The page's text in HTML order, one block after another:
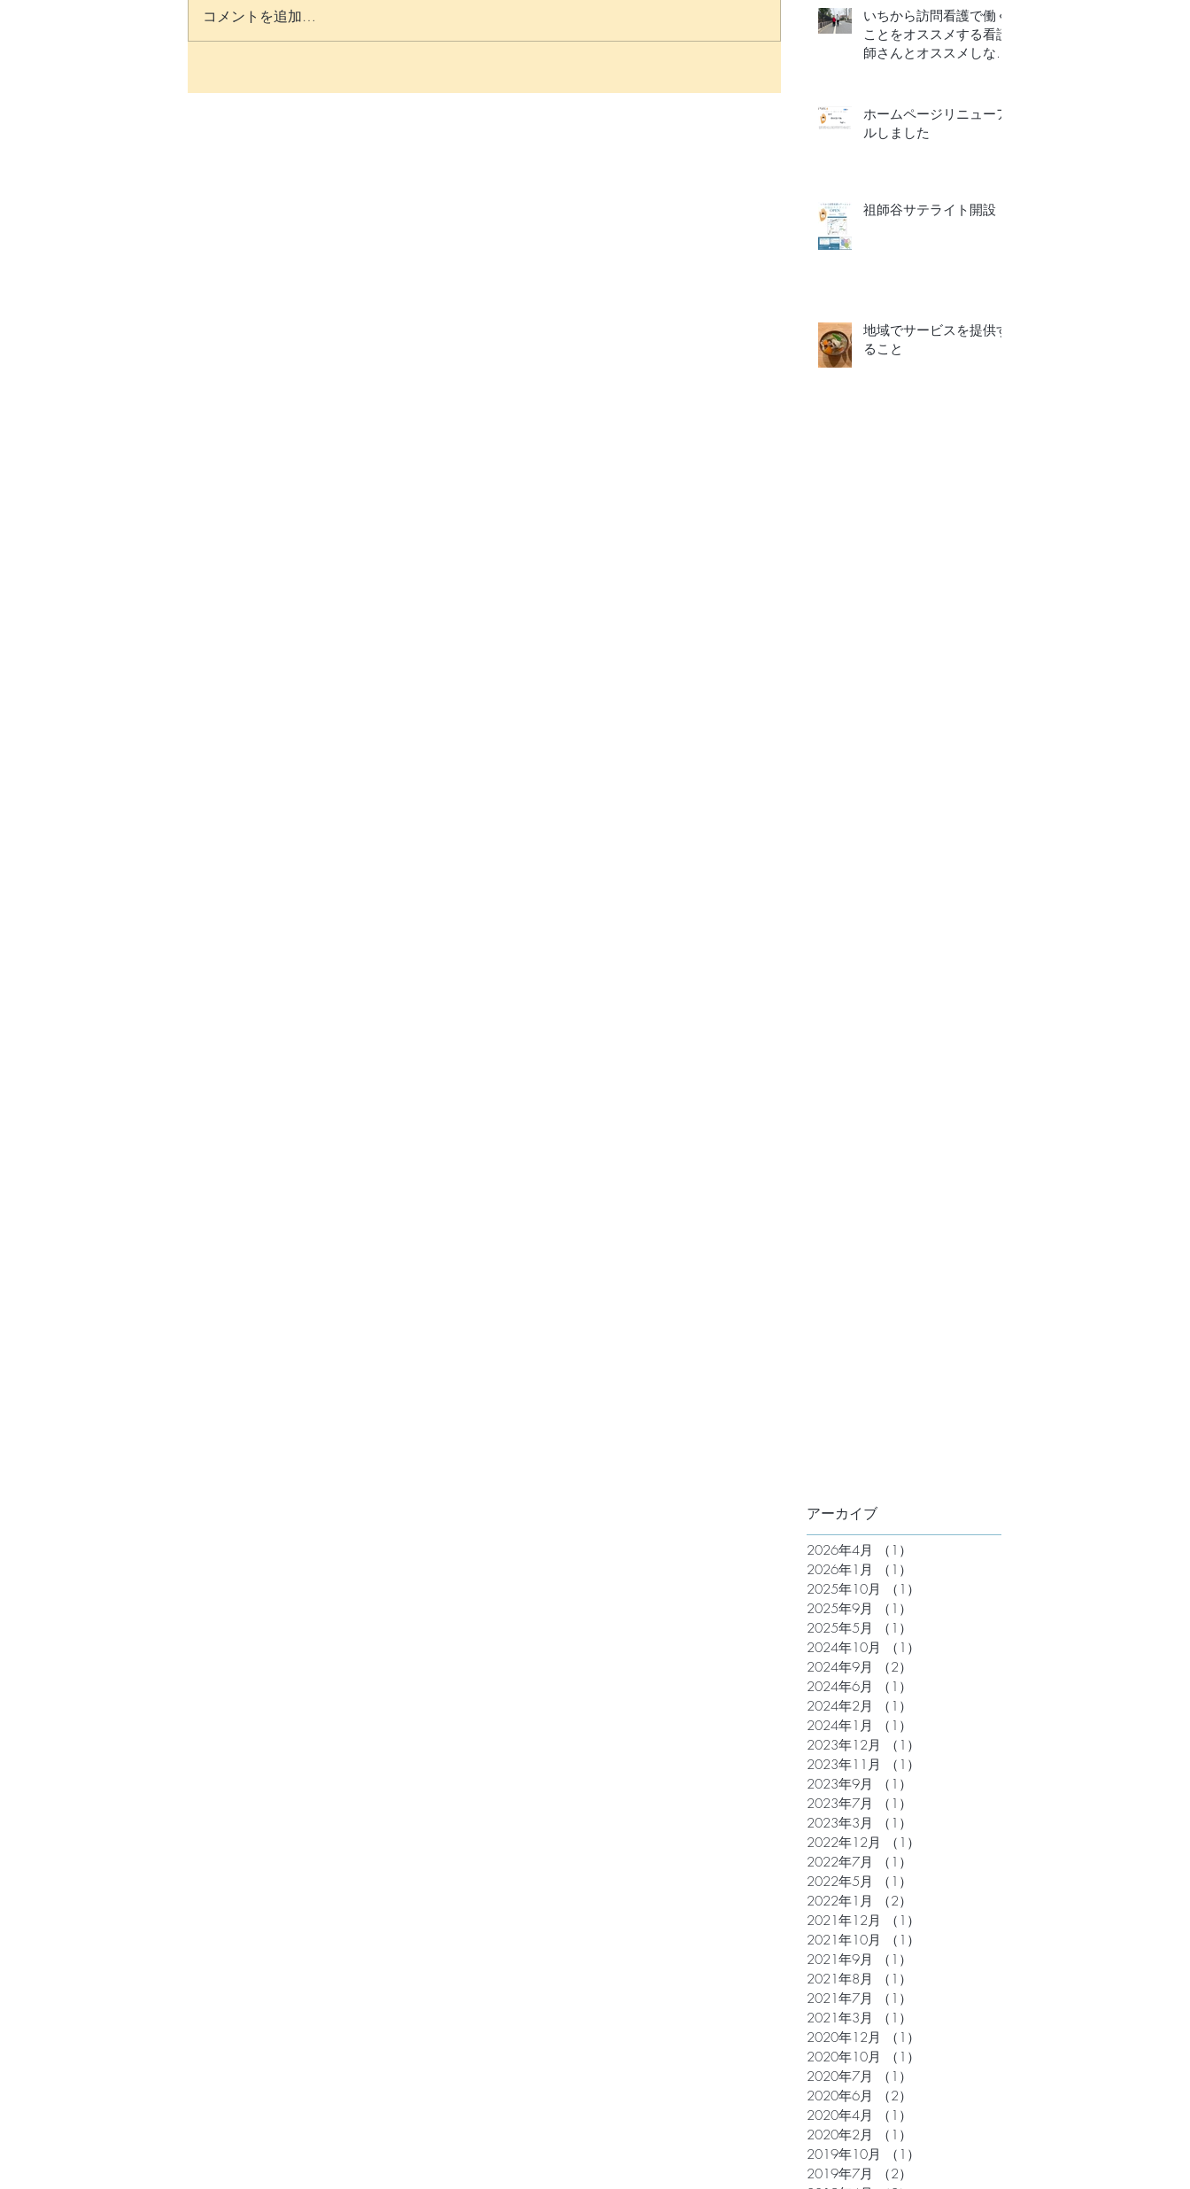
コメントを追加…
いちから訪問看護で働く
ことをオススメする看護
師さんとオススメしない
ホームページリニューア
ルしました
祖師谷サテライト開設
地域でサービスを提供す
ること
アーカイブ
2026年4月 （1）
2026年1月
（1）
2025年10月
（1）
2025年9月
（1）
2025年5月
（1）
2024年10月
（1）
2024年9月
（2）
2024年6月
（1）
2024年2月
（1）
2024年1月
（1）
2023年12月
（1）
2023年11月
（1）
2023年9月
（1）
2023年7月
（1）
2023年3月
（1）
2022年12月
（1）
2022年7月
（1）
2022年5月
（1）
2022年1月
（2）
2021年12月
（1）
2021年10月
（1）
2021年9月
（1）
2021年8月
（1）
2021年7月
（1）
2021年3月
（1）
2020年12月
（1）
2020年10月
（1）
2020年7月
（1）
2020年6月
（2）
2020年4月
（1）
2020年2月
（1）
2019年10月
（1）
2019年7月
（2）